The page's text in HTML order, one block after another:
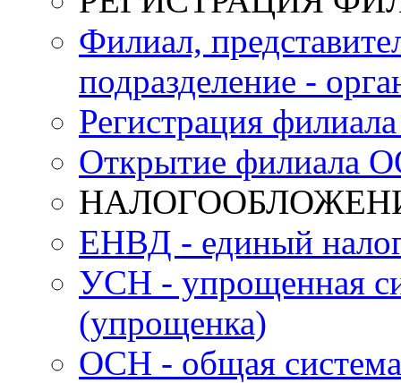
Филиал,
подразделение -
Регистрация
Открытие филиала
ЕНВД - единый
УСН - упрощенная
(упрощенка)
ОСН - общая